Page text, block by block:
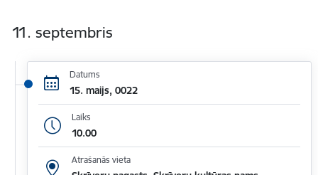
11. septembris
Datums
15. maijs, 0022
Laiks
10.00
Atrašanās vieta